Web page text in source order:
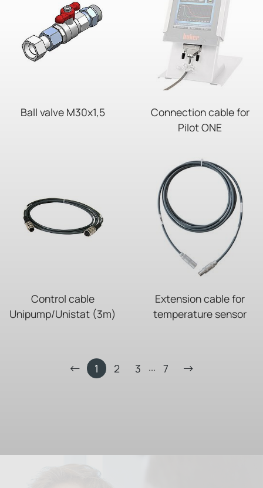
Ball valve M30x1,5
Connection cable for
Pilot ONE
Control cable
Unipump/Unistat (3m)
Extension cable for
temperature sensor
1 2 3 ... 7